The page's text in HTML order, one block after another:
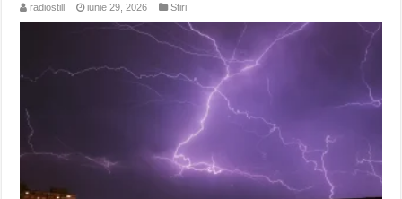
radiostill iunie 29, 2026 Stiri